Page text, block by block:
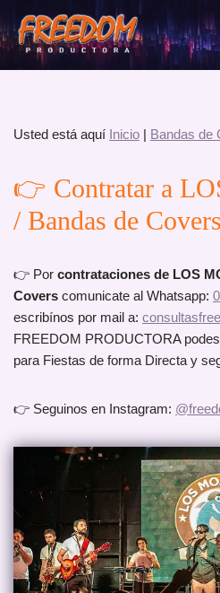
Saltar
al
Usted está aquí Inicio | Bandas de
👉 Contratar a
/ Bandas de Covers
👉 Por contrataciones de LOS
Covers comunicate al Whatsapp:
escribínos por mail a:
FREEDOM PRODUCTORA
para Fiestas de forma Directa y
👉 Seguinos en Instagram: